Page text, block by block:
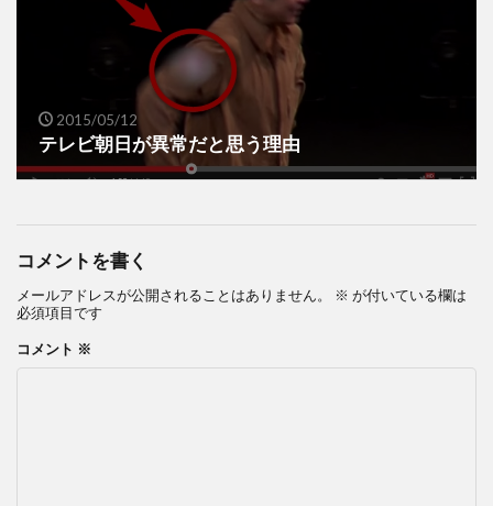
2015/05/12
テレビ朝日が異常だと思う理由
コメントを書く
メールアドレスが公開されることはありません。 ※ が付いている欄は
必須項目です
コメント ※